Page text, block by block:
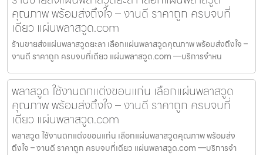
คุณภาพ พร้อมส่งถึงใจ – งานดี ราคาถูก ครบจบที่
เดียว แผ่นพลาสวูด.com
ร้านขายส่งแผ่นพลาสวูดยะลา เลือกแผ่นพลาสวูดคุณภาพ พร้อมส่งถึงใจ –
งานดี ราคาถูก ครบจบที่เดียว แผ่นพลาสวูด.com —บริการจำหน
พลาสวูด ใช้งานตกแต่งขอนแก่น เลือกแผ่นพลาสวูด
คุณภาพ พร้อมส่งถึงใจ – งานดี ราคาถูก ครบจบที่
เดียว แผ่นพลาสวูด.com
พลาสวูด ใช้งานตกแต่งขอนแก่น เลือกแผ่นพลาสวูดคุณภาพ พร้อมส่ง
ถึงใจ – งานดี ราคาถูก ครบจบที่เดียว แผ่นพลาสวูด.com —บริการจำ